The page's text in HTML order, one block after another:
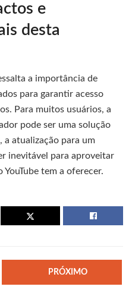
e
desta
a importância de
para garantir acesso
Para muitos usuários, a
pode ser uma solução
a atualização para um
inevitável para aproveitar
tem a oferecer.
PRÓXIMO